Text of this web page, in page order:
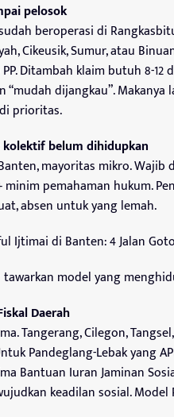
pelosok
sudah beroperasi di
Cikeusik, Sumur, atau
Ditambah klaim butuh 8-12
“mudah dijangkau”.
prioritas.
kolektif belum dihidupkan
mayoritas mikro.
minim pemahaman hukum.
absen untuk yang lemah.
Ijtimai di Banten: 4 Jalan
tawarkan model yang
Daerah
Tangerang, Cilegon,
Pandeglang-Lebak yang
Bantuan Iuran Jaminan
keadilan sosial. Model